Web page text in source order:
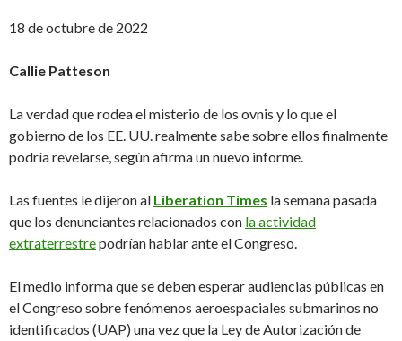
18 de octubre de 2022
Callie Patteson
La verdad que rodea el misterio de los ovnis y lo que el
gobierno de los EE. UU. realmente sabe sobre ellos finalmente
podría revelarse, según afirma un nuevo informe.
Las fuentes le dijeron al Liberation Times la semana pasada
que los denunciantes relacionados con la actividad
extraterrestrepodrían hablar ante el Congreso.
El medio informa que se deben esperar audiencias públicas en
el Congreso sobre fenómenos aeroespaciales submarinos no
identificados (UAP) una vez que la Ley de Autorización de